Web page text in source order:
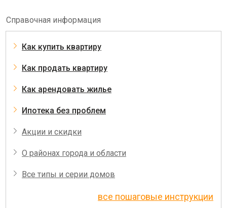
Справочная информация
Как купить квартиру
Как продать квартиру
Как арендовать жилье
Ипотека без проблем
Акции и скидки
О районах города и области
Все типы и серии домов
все пошаговые инструкции